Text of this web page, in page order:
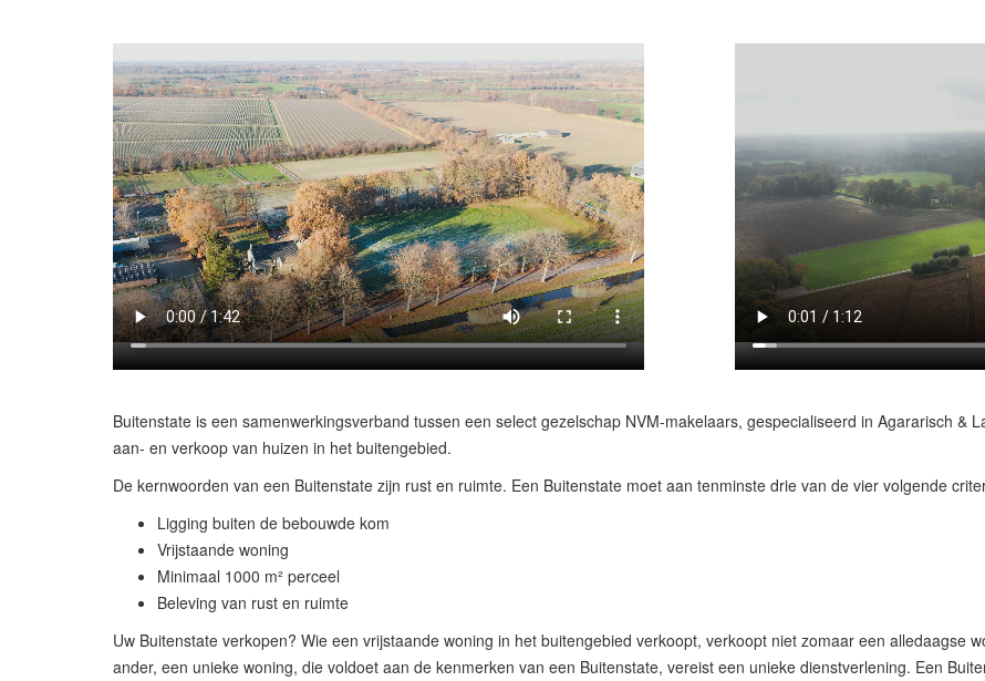
Buitenstate is een samenwerkingsverband tussen een select gezelschap NVM-makelaars, gespecialiseerd in Agararisch &
aan- en verkoop van huizen in het buitengebied.
De kernwoorden van een Buitenstate zijn rust en ruimte. Een Buitenstate moet aan tenminste drie van de vier volgende
Ligging buiten de bebouwde kom
Vrijstaande woning
Minimaal 1000 m² perceel
Beleving van rust en ruimte
Uw Buitenstate verkopen? Wie een vrijstaande woning in het buitengebied verkoopt, verkoopt niet zomaar een alledaagse
ander, een unieke woning, die voldoet aan de kenmerken van een Buitenstate, vereist een unieke dienstverlening. Een